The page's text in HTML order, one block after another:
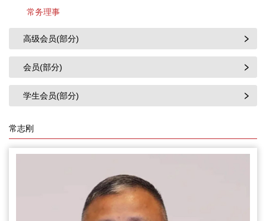
常务理事
高级会员(部分)
会员(部分)
学生会员(部分)
常志刚